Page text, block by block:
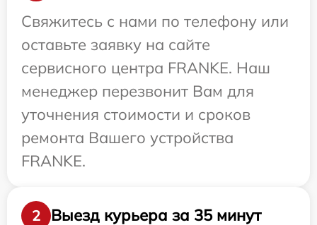
Свяжитесь с нами по телефону или
оставьте заявку на сайте
сервисного центра FRANKE. Наш
менеджер перезвонит Вам для
уточнения стоимости и сроков
ремонта Вашего устройства
FRANKE.
2 Выезд курьера за 35 минут